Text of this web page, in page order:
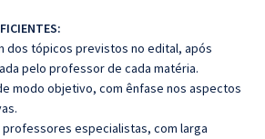
dos tópicos previstos no edital, após
pelo professor de cada matéria.
modo objetivo, com ênfase nos aspectos
professores especialistas, com larga